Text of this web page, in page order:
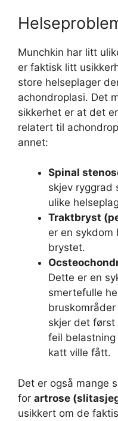
Munchkin har litt
er faktisk litt
store helseplager
achondroplasi. Det
sikkerhet er at det
relatert til
annet:
Spinal
skjev ryggrad
ulike
Traktbryst
er en sykdom
brystet.
Dette er en
smertefulle
skjer det
feil
katt ville fått.
Det er også mange
for artrose
usikkert om de